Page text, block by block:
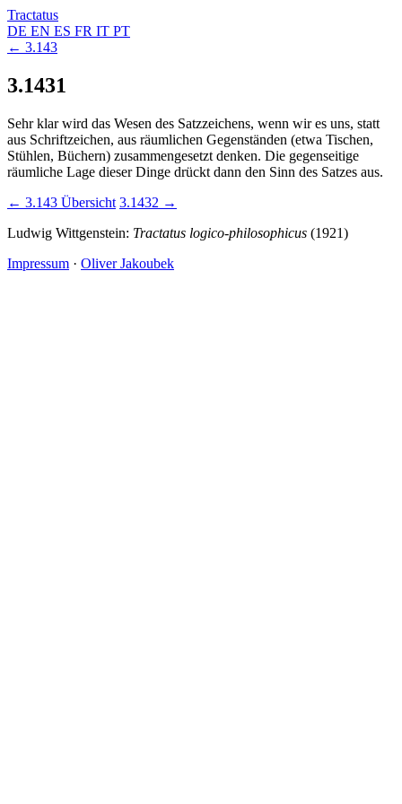
Tractatus
DE EN ES FR IT PT
← 3.143
3.1431
Sehr klar wird das Wesen des Satzzeichens, wenn wir es uns, statt
aus Schriftzeichen, aus räumlichen Gegenständen (etwa Tischen,
Stühlen, Büchern) zusammengesetzt denken. Die gegenseitige
räumliche Lage dieser Dinge drückt dann den Sinn des Satzes aus.
← 3.143 Übersicht 3.1432 →
Ludwig Wittgenstein: Tractatus logico-philosophicus (1921)
Impressum · Oliver Jakoubek